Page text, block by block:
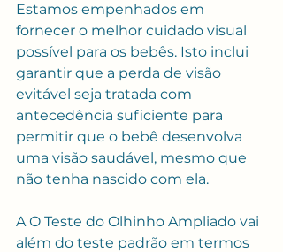
Estamos empenhados em
fornecer o melhor cuidado visual
possível para os bebês. Isto inclui
garantir que a perda de visão
evitável seja tratada com
antecedência suficiente para
permitir que o bebê desenvolva
uma visão saudável, mesmo que
não tenha nascido com ela.
A O Teste do Olhinho Ampliado vai
além do teste padrão em termos